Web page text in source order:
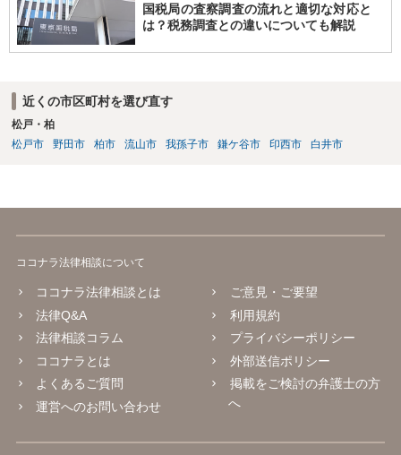
国税局の査察調査の流れと適切な対応と
は？税務調査との違いについても解説
近くの市区町村を選び直す
松戸・柏
松戸市
野田市 柏市 流山市 我孫子市 鎌ケ谷市 印西市 白井市
ココナラ法律相談について
ココナラ法律相談とは
法律Q&A
法律相談コラム
ココナラとは
よくあるご質問
運営へのお問い合わせ
ご意見・ご要望
利用規約
プライバシーポリシー
外部送信ポリシー
掲載をご検討の弁護士の方
へ